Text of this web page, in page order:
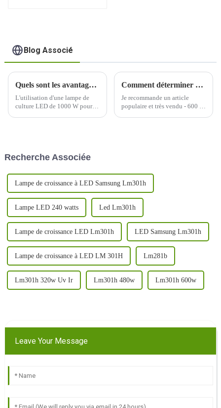
Blog Associé
Quels sont les avantages du jardinage intérieur lorsqu'on utilise une lampe de culture LED de 1000 W ?
L'utilisation d'une lampe de
culture LED de 1000 W pour le
avantages :
Comment déterminer quelle longueur d’onde de lumière est nécessaire à la croissance de votre plante ?
Je recommande un article
populaire et très vendu - 600 W
d'expédition, UV/IR...
Recherche Associée
Lampe de croissance à LED Samsung Lm301h
Lampe LED 240 watts Led Lm301h
Lampe de croissance LED Lm301h LED Samsung Lm301h
Lampe de croissance à LED LM 301H Lm281b
Lm301h 320w Uv Ir Lm301h 480w Lm301h 600w
Leave Your Message